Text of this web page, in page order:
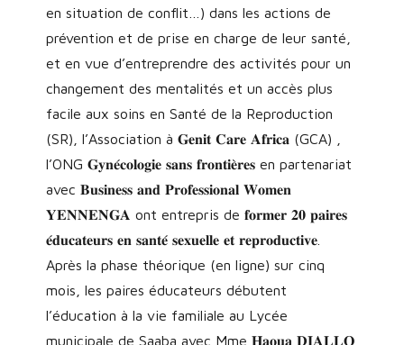
en situation de conflit…) dans les actions de
prévention et de prise en charge de leur santé,
et en vue d’entreprendre des activités pour un
changement des mentalités et un accès plus
facile aux soins en Santé de la Reproduction
(SR), l’Association à 𝐆𝐞𝐧𝐢𝐭 𝐂𝐚𝐫𝐞 𝐀𝐟𝐫𝐢𝐜𝐚 (GCA) ,
l’ONG 𝐆𝐲𝐧𝐞́𝐜𝐨𝐥𝐨𝐠𝐢𝐞 𝐬𝐚𝐧𝐬 𝐟𝐫𝐨𝐧𝐭𝐢𝐞̀𝐫𝐞𝐬 en partenariat
avec 𝐁𝐮𝐬𝐢𝐧𝐞𝐬𝐬 𝐚𝐧𝐝 𝐏𝐫𝐨𝐟𝐞𝐬𝐬𝐢𝐨𝐧𝐚𝐥 𝐖𝐨𝐦𝐞𝐧
𝐘𝐄𝐍𝐍𝐄𝐍𝐆𝐀 ont entrepris de 𝐟𝐨𝐫𝐦𝐞𝐫 𝟐𝟎 𝐩𝐚𝐢𝐫𝐞𝐬
𝐞́𝐝𝐮𝐜𝐚𝐭𝐞𝐮𝐫𝐬 𝐞𝐧 𝐬𝐚𝐧𝐭𝐞́ 𝐬𝐞𝐱𝐮𝐞𝐥𝐥𝐞 𝐞𝐭 𝐫𝐞𝐩𝐫𝐨𝐝𝐮𝐜𝐭𝐢𝐯𝐞.
Après la phase théorique (en ligne) sur cinq
mois, les paires éducateurs débutent
l’éducation à la vie familiale au Lycée
municipale de Saaba avec Mme 𝐇𝐚𝐨𝐮𝐚 𝐃𝐈𝐀𝐋𝐋𝐎